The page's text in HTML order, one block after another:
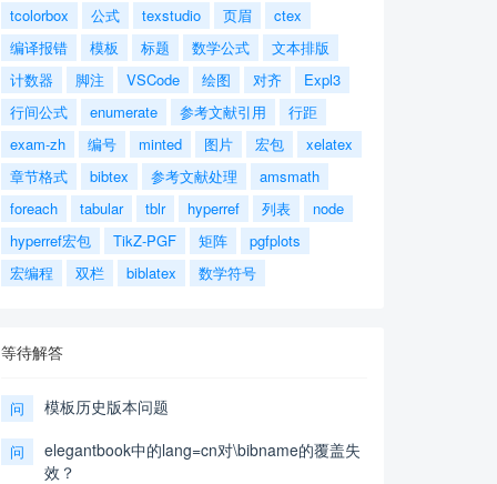
tcolorbox 公式 texstudio 页眉
ctex
编译报错
模板 标题 数学公式
文本排版
计数器
脚注 VSCode 绘图 对齐
Expl3
行间公式
enumerate 参考文献引用
行距
exam-zh
编号 minted 图片 宏包
xelatex
章节格式
bibtex 参考文献处理
amsmath
foreach
tabular tblr hyperref 列表
node
hyperref宏包
TikZ-PGF 矩阵
pgfplots
宏编程
双栏 biblatex 数学符号
等待解答
问 模板历史版本问题
问
elegantbook中的lang=cn对\bibname的覆盖失
效？